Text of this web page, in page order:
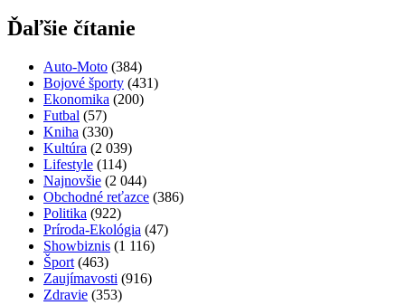
Ďaľšie čítanie
Auto-Moto (384)
Bojové športy (431)
Ekonomika (200)
Futbal (57)
Kniha (330)
Kultúra (2 039)
Lifestyle (114)
Najnovšie (2 044)
Obchodné reťazce (386)
Politika (922)
Príroda-Ekológia (47)
Showbiznis (1 116)
Šport (463)
Zaujímavosti (916)
Zdravie (353)